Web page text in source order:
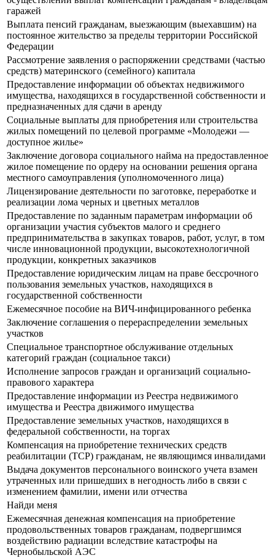
гаражей
Выплата пенсий гражданам, выезжающим (выехавшим) на
постоянное жительство за пределы территории Российской
Федерации
Рассмотрение заявления о распоряжении средствами (частью
средств) материнского (семейного) капитала
Предоставление информации об объектах недвижимого
имущества, находящихся в государственной собственности и
предназначенных для сдачи в аренду
Социальные выплаты для приобретения или строительства
жилых помещений по целевой программе «Молодежи —
доступное жилье»
Заключение договора социального найма на предоставленное
жилое помещение по ордеру на основании решения органа
местного самоуправления (уполномоченного лица)
Лицензирование деятельности по заготовке, переработке и
реализации лома черных и цветных металлов
Предоставление по заданным параметрам информации об
организации участия субъектов малого и среднего
предпринимательства в закупках товаров, работ, услуг, в том
числе инновационной продукции, высокотехнологичной
продукции, конкретных заказчиков
Предоставление юридическим лицам на праве бессрочного
пользования земельных участков, находящихся в
государственной собственности
Ежемесячное пособие на ВИЧ-инфицированного ребенка
Заключение соглашения о перераспределении земельных
участков
Специальное транспортное обслуживание отдельных
категорий граждан (социальное такси)
Исполнение запросов граждан и организаций социально-
правового характера
Предоставление информации из Реестра недвижимого
имущества и Реестра движимого имущества
Предоставление земельных участков, находящихся в
федеральной собственности, на торгах
Компенсация на приобретение технических средств
реабилитации (ТСР) гражданам, не являющимся инвалидами
Выдача документов персонального воинского учета взамен
утраченных или пришедших в негодность либо в связи с
изменением фамилии, имени или отчества
Найди меня
Ежемесячная денежная компенсация на приобретение
продовольственных товаров гражданам, подвергшимся
воздействию радиации вследствие катастрофы на
Чернобыльской АЭС